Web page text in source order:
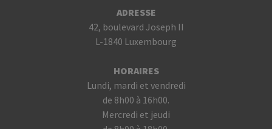
ADRESSE
42, boulevard Joseph II
L-1840 Luxembourg
HORAIRES
Lundi, mardi et vendredi
de 8h00 à 16h00.
Mercredi et jeudi